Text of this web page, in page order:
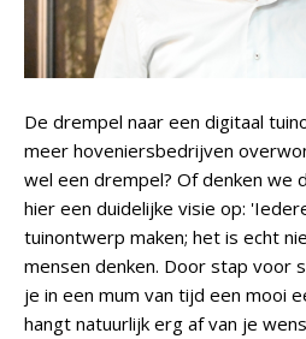
De drempel naar een digitaal
meer hoveniersbedrijven
wel een drempel? Of denken we
hier een duidelijke visie op:
tuinontwerp maken; het is echt
mensen denken. Door stap voor
je in een mum van tijd een mooi
hangt natuurlijk erg af van je